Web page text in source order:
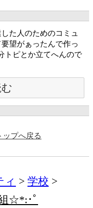
た人のためのコミュ
望がぁったんで作っ
トピとか立てへんので
ップへ戻る
ィ
学校
☆*:･ﾟ